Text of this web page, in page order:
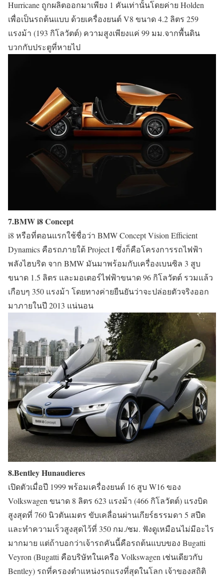
Hurricane ถูกผลิตออกมาเพียง 1 คันเท่านั้นโดยค่าย Holden
เพื่อเป็นรถต้นแบบ ด้วยเครื่องยนต์ V8 ขนาด 4.2 ลิตร 259
แรงม้า (193 กิโลวัตต์) ความสูงเพียงแค่ 99 มม.จากพื้นดิน
บวกกับประตูที่หายไป
7.BMW i8 Concept
i8 หรือที่ตอนแรกใช้ชื่อว่า BMW Concept Vision Efficient
Dynamics คือรถภายใต้ Project I ซึ่งก็คือโครงการรถไฟฟ้า
พลังไฮบริด จาก BMW มันมาพร้อมกับเครื่องเบนซิล 3 สูบ
ขนาด 1.5 ลิตร และมอเตอร์ไฟฟ้าขนาด 96 กิโลวัตต์ รวมแล้ว
เกือบๆ 350 แรงม้า โดยทางค่ายยืนยันว่าจะปล่อยตัวจริงออก
มาภายในปี 2013 แน่นอน
8.Bentley Hunaudieres
เปิดตัวเมื่อปี 1999 พร้อมเครื่องยนต์ 16 สูบ W16 ของ
Volkswagen ขนาด 8 ลิตร 623 แรงม้า (466 กิโลวัตต์) แรงบิด
สูงสุดที่ 760 นิวตันเมตร ขับเคลื่อนผ่านเกียร์ธรรมดา 5 สปีด
และทำความเร็วสูงสุดไว้ที่ 350 กม./ชม. ฟังดูเหมือนไม่มีอะไร
มากมาย แต่ถ้าบอกว่าเจ้ารถคันนี้คือรถต้นแบบของ Bugatti
Veyron (Bugatti คือบริษัทในเครือ Volkswagen เช่นเดียวกับ
Bentley) รถที่ครองตำแหน่งรถแรงที่สุดในโลก เจ้าของสถิติ